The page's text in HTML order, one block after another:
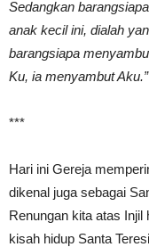
Sedangkan
anak kecil ini, dialah
barangsiapa
Ku, ia menyambut Aku.”
***
Hari ini Gereja
dikenal juga sebagai
Renungan kita atas
kisah hidup Santa